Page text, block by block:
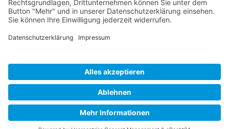
© Copyright 2024 - Villa Bella |Cookie-
Einstellungen|Kontakt|Datenschutz|
Barrierefreiheitserklärung|Impressum